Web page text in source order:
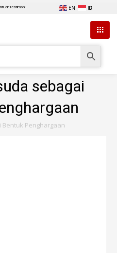
Testimoni EN ID
sebagai
Penghargaan